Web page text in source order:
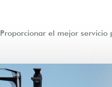
Proporcionar el mejor